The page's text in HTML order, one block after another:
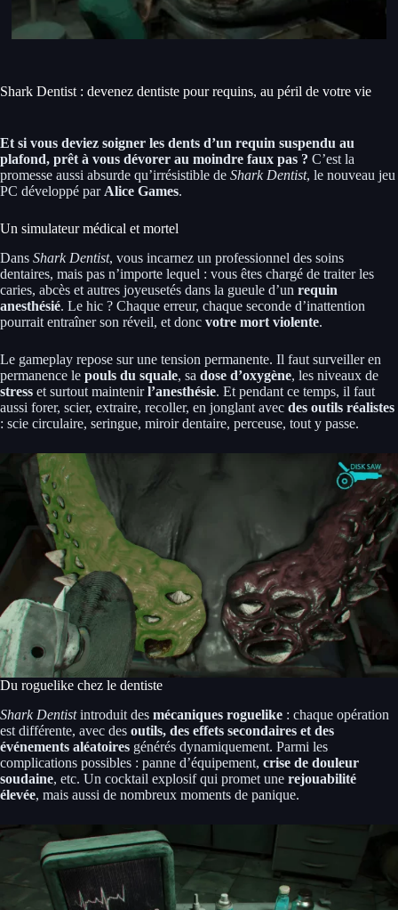
Shark Dentist : devenez dentiste pour requins, au péril de votre vie
Et si vous deviez soigner les dents d’un requin suspendu au
plafond, prêt à vous dévorer au moindre faux pas ? C’est la
promesse aussi absurde qu’irrésistible de Shark Dentist, le nouveau jeu
PC développé par Alice Games.
Un simulateur médical et mortel
Dans Shark Dentist, vous incarnez un professionnel des soins
dentaires, mais pas n’importe lequel : vous êtes chargé de traiter les
caries, abcès et autres joyeusetés dans la gueule d’un requin
anesthésié. Le hic ? Chaque erreur, chaque seconde d’inattention
pourrait entraîner son réveil, et donc votre mort violente.
Le gameplay repose sur une tension permanente. Il faut surveiller en
permanence le pouls du squale, sa dose d’oxygène, les niveaux de
stress et surtout maintenirl’anesthésie. Et pendant ce temps, il faut
aussi forer, scier, extraire, recoller, en jonglant avec des outils réalistes
: scie circulaire, seringue, miroir dentaire, perceuse, tout y passe.
Du roguelike chez le dentiste
Shark Dentistintroduit des mécaniques roguelike : chaque opération
est différente, avec des outils, des effets secondaires et des
événements aléatoires générés dynamiquement. Parmi les
complications possibles : panne d’équipement, crise de douleur
soudaine, etc. Un cocktail explosif qui promet une rejouabilité
élevée, mais aussi de nombreux moments de panique.